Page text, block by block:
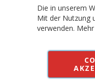
Vertrag widerrufen
Alle Preise inkl.
Die in unserem
Mit der Nutzung
verwenden.